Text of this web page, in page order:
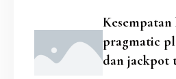
pragmatic
dan jackpot